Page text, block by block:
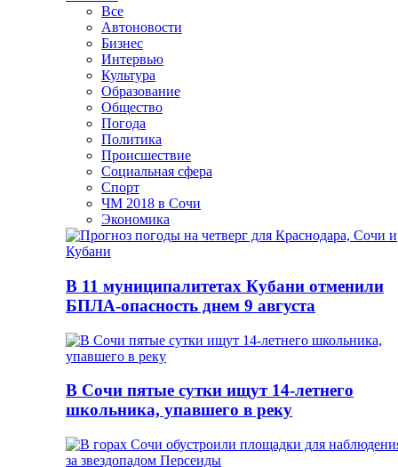
Все
Автоновости
Бизнес
Интервью
Культура
Образование
Общество
Погода
Политика
Происшествие
Социальная сфера
Спорт
ЧМ 2018 в Сочи
Экономика
В 11 муниципалитетах Кубани отменили
БПЛА-опасность днем 9 августа
В Сочи пятые сутки ищут 14-летнего
школьника, упавшего в реку